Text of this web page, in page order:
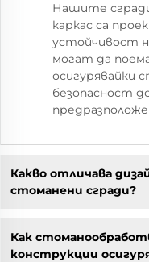
Нашите
каркас са
устойчивост
могат да
осигурявайки
безопасност
Какво отличава
стоманени сгради?
Как
конструкции